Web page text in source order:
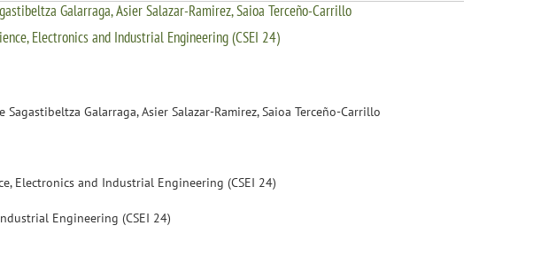
Galarraga, Asier Salazar-Ramirez, Saioa Terceño-Carrillo
Electronics and Industrial Engineering (CSEI 24)
Galarraga, Asier Salazar-Ramirez, Saioa Terceño-Carrillo
Electronics and Industrial Engineering (CSEI 24)
Engineering (CSEI 24)